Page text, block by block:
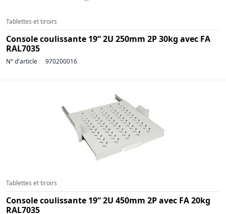
Tablettes et tiroirs
Console coulissante 19“ 2U 250mm 2P 30kg avec FA
RAL7035
N° d'article 970200016
Tablettes et tiroirs
Console coulissante 19“ 2U 450mm 2P avec FA 20kg
RAL7035